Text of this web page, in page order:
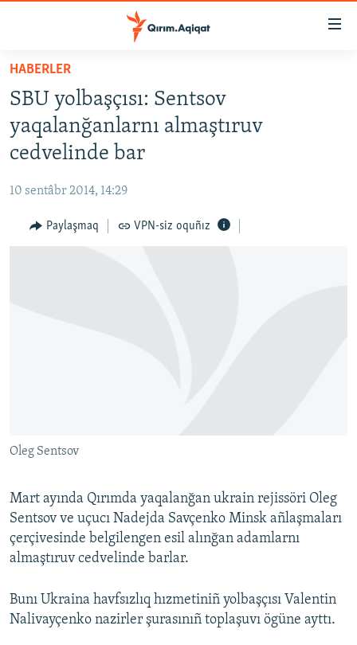
Esas
qaytmaq
Baş
navigatsiyağa
qaytmaq
Qıdıruvğa
SİYASET
İQTİSADİYAT
MEDENİYET
İNSAN AQLARI
QOŞULIÑIZ!
RFE/RS bütün saytları
HABERLER
SBU yolbaşçısı: Sentsov
yaqalanğanlarnı almaştıruv
cedvelinde bar
10 sentâbr 2014, 14:29
Paylaşmaq VPN-siz oquñız
Oleg Sentsov
Mart ayında Qırımda yaqalanğan ukrain rejissöri Oleg
Sentsov ve uçucı Nadejda Savçenko Minsk añlaşmaları
çerçivesinde belgilengen esil alınğan adamlarnı
almaştıruv cedvelinde barlar.
Bunı Ukraina havfsızlıq hızmetiniñ yolbaşçısı Valentin
Nalivayçenko nazirler şurasınıñ toplaşuvı ögüne ayttı.